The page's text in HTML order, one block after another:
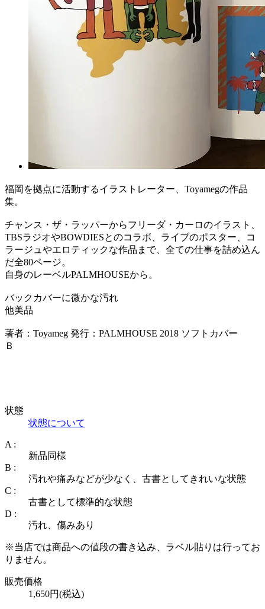
福岡を拠点に活動するイラストレーター、Toyamegの作品
集。
チャンス・ザ・ラッパーからフリーダ・カーロのイラスト、
TBSラジオやBOWDIESとのコラボ、ライブのポスター、コ
ラージュやエロティックな作品まで、全ての仕事を詰め込ん
だ全80ページ。
自身のレーベルPALMHOUSEから。
バックカバーに微かな汚れ
他美品
著者：Toyameg 発行：PALMHOUSE 2018 ソフトカバー
Ｂ
状態
状態について
A :
新品同様
B :
汚れや痛みなどが少なく、古書としてきれいな状態
C :
古書として標準的な状態
D :
汚れ、傷みあり
※当店では商品への値段の書き込み、ラベル貼りは行ってお
りません。
販売価格
1,650円(税込)